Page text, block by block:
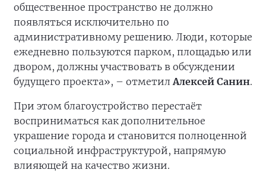
общественное пространство не должно
появляться исключительно по
административному решению. Люди, которые
ежедневно пользуются парком, площадью или
двором, должны участвовать в обсуждении
будущего проекта», – отметилАлексей Санин.
При этом благоустройство перестаёт
восприниматься как дополнительное
украшение города и становится полноценной
социальной инфраструктурой, напрямую
влияющей на качество жизни.